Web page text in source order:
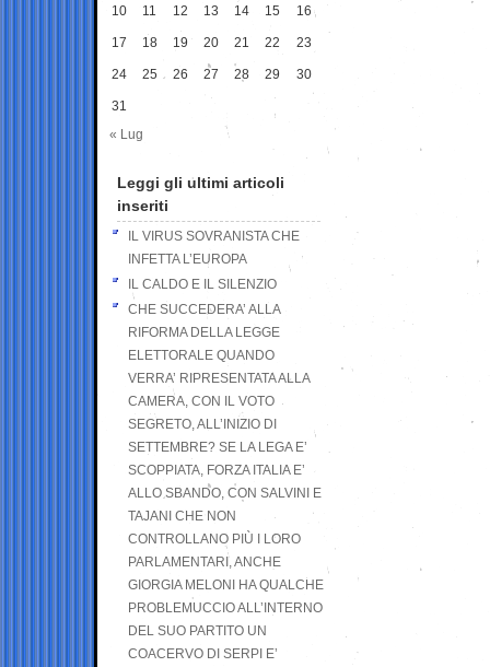
10 11 12 13 14 15 16
17 18 19 20 21 22 23
24 25 26 27 28 29 30
31
« Lug
Leggi gli ultimi articoli
inseriti
IL VIRUS SOVRANISTA CHE
INFETTA L’EUROPA
IL CALDO E IL SILENZIO
CHE SUCCEDERA’ ALLA
RIFORMA DELLA LEGGE
ELETTORALE QUANDO
VERRA’ RIPRESENTATA ALLA
CAMERA, CON IL VOTO
SEGRETO, ALL’INIZIO DI
SETTEMBRE? SE LA LEGA E’
SCOPPIATA, FORZA ITALIA E’
ALLO SBANDO, CON SALVINI E
TAJANI CHE NON
CONTROLLANO PIÙ I LORO
PARLAMENTARI, ANCHE
GIORGIA MELONI HA QUALCHE
PROBLEMUCCIO ALL’INTERNO
DEL SUO PARTITO UN
COACERVO DI SERPI E’